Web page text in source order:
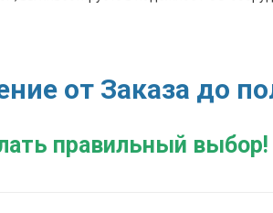
от Заказа до
правильный выбор!